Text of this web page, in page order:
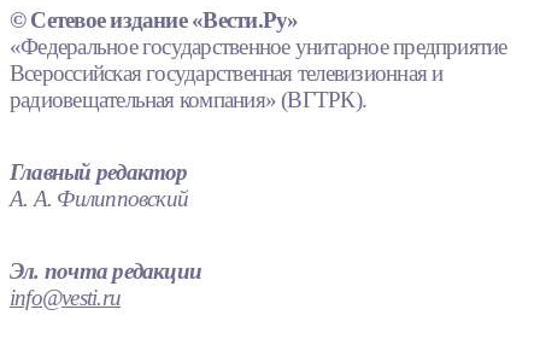
© Сетевое издание «Вести.Ру»
«Федеральное государственное унитарное предприятие
Всероссийская государственная телевизионная и
радиовещательная компания» (ВГТРК).
Главный редактор
А. А. Филипповский
Эл. почта редакции
info@vesti.ru